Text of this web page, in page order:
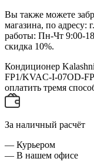
Вы также можете
магазина, по
работы: Пн-Чт 9:00-
скидка 10%.
Кондиционер
FP1/KVAC-I-07OD-
оплатить тремя
За наличный расчёт
— Курьером
— В нашем офисе